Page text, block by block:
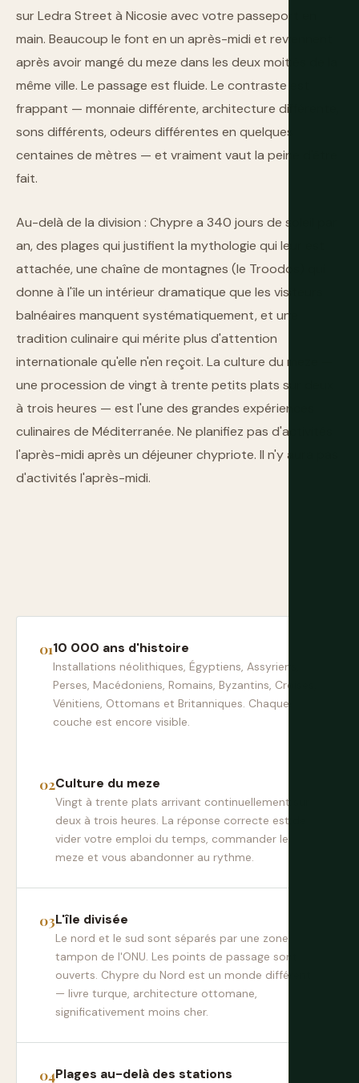
sur Ledra Street à Nicosie avec votre passeport en
main. Beaucoup le font en un après-midi et reviennent
après avoir mangé du meze dans les deux moitiés de la
même ville. Le passage est fluide. Le contraste est
frappant — monnaie différente, architecture différente,
sons différents, odeurs différentes en quelques
centaines de mètres — et vraiment vaut la peine d'être
fait.
Au-delà de la division : Chypre a 340 jours de soleil par
an, des plages qui justifient la mythologie qui leur est
attachée, une chaîne de montagnes (le Troodos) qui
donne à l'île un intérieur dramatique que les visiteurs
balnéaires manquent systématiquement, et une
tradition culinaire qui mérite plus d'attention
internationale qu'elle n'en reçoit. La culture du meze —
une procession de vingt à trente petits plats sur deux
à trois heures — est l'une des grandes expériences
culinaires de Méditerranée. Ne planifiez pas d'activités
l'après-midi après un déjeuner chypriote. Il n'y aura pas
d'activités l'après-midi.
10 000 ans d'histoire
Installations néolithiques, Égyptiens, Assyriens,
Perses, Macédoniens, Romains, Byzantins, Croisés,
Vénitiens, Ottomans et Britanniques. Chaque
couche est encore visible.
Culture du meze
Vingt à trente plats arrivant continuellement sur
deux à trois heures. La réponse correcte est de
vider votre emploi du temps, commander le
meze et vous abandonner au rythme.
L'île divisée
Le nord et le sud sont séparés par une zone
tampon de l'ONU. Les points de passage sont
ouverts. Chypre du Nord est un monde différent
— livre turque, architecture ottomane,
significativement moins cher.
Plages au-delà des stations